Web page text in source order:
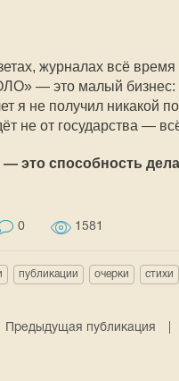
журналах всё
— это малый бизнес:
я не получил никакой
не от государства —
— это способность
0 1581
публикации очерки стихи
Предыдущая публикация